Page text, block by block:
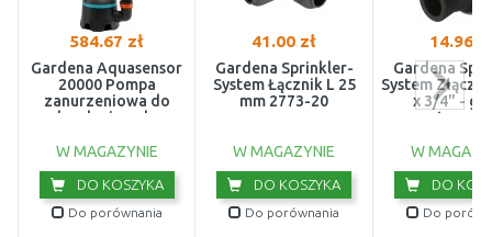
584.67 zł
Gardena Aquasensor
20000 Pompa
zanurzeniowa do
brudnej wody
9044-20
W MAGAZYNIE
DO KOSZYKA
Do porównania
41.00 zł
Gardena Sprinkler-
System Łącznik L 25
mm 2773-20
W MAGAZYNIE
DO KOSZYKA
Do porównania
14.96
Gardena
System
x 3/4" -
wewnętrzny
W
DO
Do